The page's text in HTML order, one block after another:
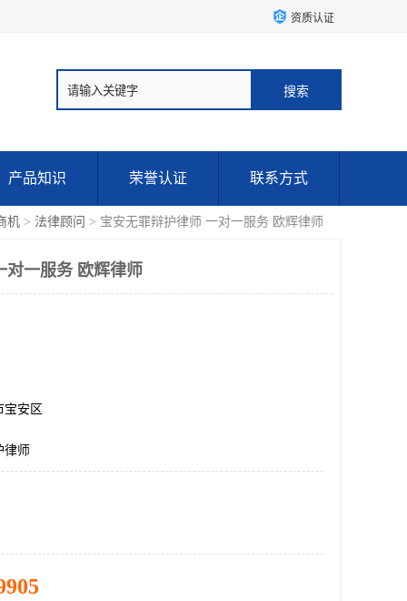
资质认证
产品知识 荣誉认证 联系方式
机 > 法律顾问 > 宝安无罪辩护律师 一对一服务 欧辉律师
对一服务 欧辉律师
宝安区
律师